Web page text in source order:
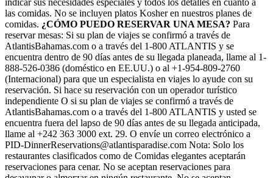
las comidas. No se incluyen platos Kosher en nuestros planes de
comidas. ¿CÓMO PUEDO RESERVAR UNA MESA? Para
reservar mesas: Si su plan de viajes se confirmó a través de
AtlantisBahamas.com o a través del 1-800 ATLANTIS y se
encuentra dentro de 90 días antes de su llegada planeada, llame al 1-
888-526-0386 (doméstico en EE.UU.) o al +1-954-809-2760
(Internacional) para que un especialista en viajes lo ayude con su
reservación. Si hace su reservación con un operador turístico
independiente O si su plan de viajes se confirmó a través de
AtlantisBahamas.com o a través del 1-800 ATLANTIS y usted se
encuentra fuera del lapso de 90 días antes de su llegada anticipada,
llame al +242 363 3000 ext. 29. O envíe un correo electrónico a
PID-DinnerReservations@atlantisparadise.com Nota: Solo los
restaurantes clasificados como de Comidas elegantes aceptarán
reservaciones para cenar. No se aceptan reservaciones para